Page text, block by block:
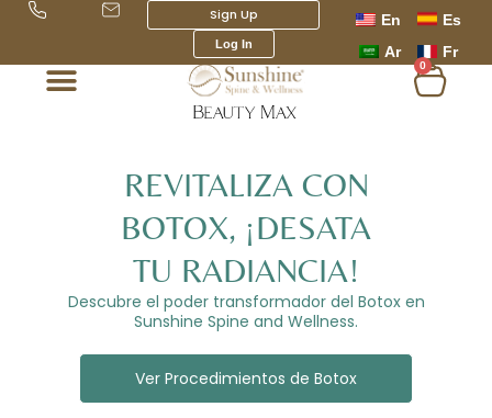
contenido
Sign Up
Log In
En
Es
Ar
Fr
0
REVITALIZA CON
BOTOX, ¡DESATA
TU RADIANCIA!
Descubre el poder transformador del Botox en
Sunshine Spine and Wellness.
Ver Procedimientos de Botox